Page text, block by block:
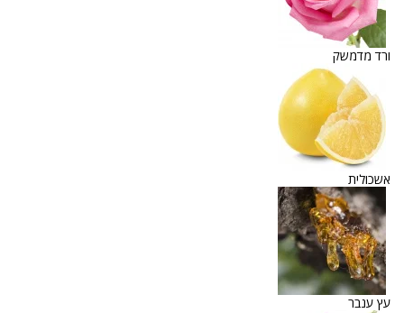
ורד מדמשק
אשכולית
עץ ענבר